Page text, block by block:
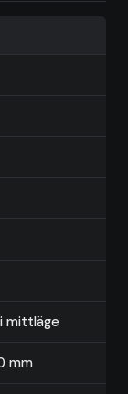
mittläge
mm